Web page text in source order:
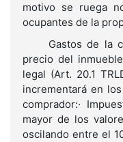
motivo se ruega
ocupantes de la
Gastos de la
precio del
legal (Art. 20.1
incrementará en
comprador:·
mayor de los
oscilando entre el